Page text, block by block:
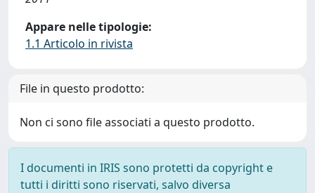
Appare nelle tipologie:
1.1 Articolo in rivista
File in questo prodotto:
Non ci sono file associati a questo prodotto.
I documenti in IRIS sono protetti da copyright e
tutti i diritti sono riservati, salvo diversa